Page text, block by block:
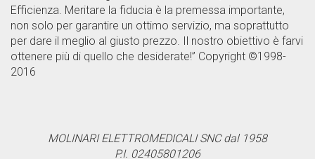
Efficienza. Meritare la fiducia è la premessa importante,
non solo per garantire un ottimo servizio, ma soprattutto
per dare il meglio al giusto prezzo. Il nostro obiettivo è farvi
ottenere più di quello che desiderate!” Copyright ©1998-
2016
MOLINARI ELETTROMEDICALI SNC dal 1958
P.I. 02405801206